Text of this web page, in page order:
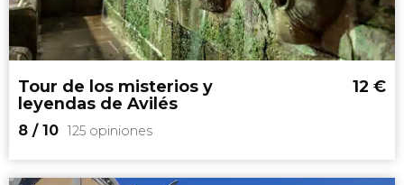
una ciudad medieval, marinera y
con una gran tradición comercial
Tour de los misterios y
leyendas de Avilés
8 / 10 125 opiniones
12 €